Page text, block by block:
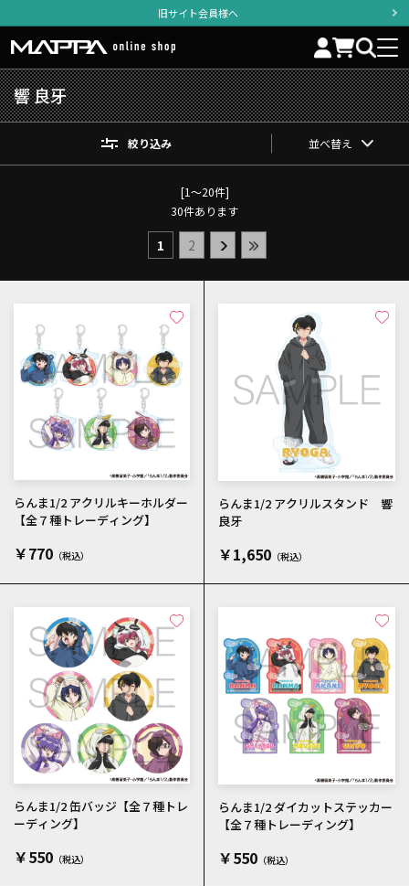
旧サイト会員様へ
響 良牙
絞り込み 並べ替え
[1～20件]
30件あります
1 2
らんま1/2 アクリルキーホルダー
【全７種トレーディング】
￥770
らんま1/2 アクリルスタンド 響
良牙
￥1,650
らんま1/2 缶バッジ【全７種トレ
ーディング】
￥550
らんま1/2 ダイカットステッカー
【全７種トレーディング】
￥550